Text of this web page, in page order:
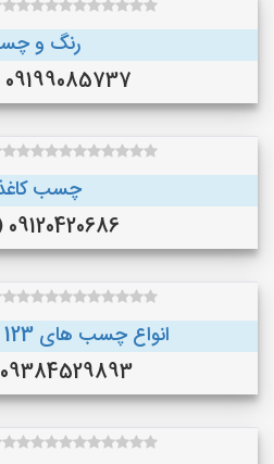
رنگ و
09199085737 (همدان)
چسب
09120420686 (رشت )
انواع چسب های 123 و آکواریوم و...
09384529893 (گرگان )